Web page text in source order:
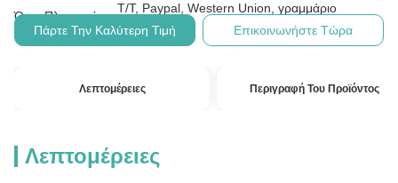
Όροι Πληρωμής:
T/T, Paypal, Western Union, γραμμάριο
Πάρτε Την Καλύτερη Τιμή Επικοινωνήστε Τώρα
Λεπτομέρειες Περιγραφή Του Προϊόντος
Λεπτομέρειες